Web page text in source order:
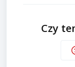
Czy